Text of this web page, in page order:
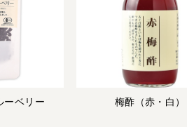
ーベリー 梅酢（赤・白）